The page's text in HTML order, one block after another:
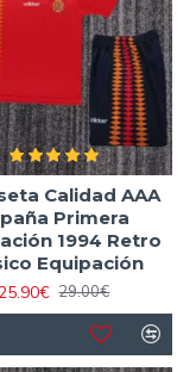
Calidad AAA
Primera
1994 Retro
Equipación
25.90€ 29.00€